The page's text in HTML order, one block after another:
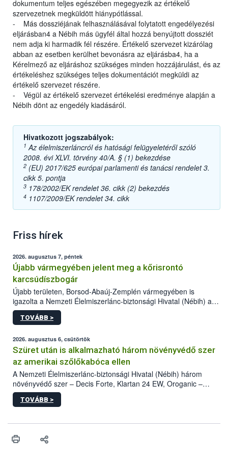
dokumentum teljes egészében megegyezik az értékelő
szervezetnek megküldött hiánypótlással.
- Más dossziéjának felhasználásával folytatott engedélyezési
eljárásban4 a Nébih más ügyfél által hozzá benyújtott dossziét
nem adja ki harmadik fél részére. Értékelő szervezet kizárólag
abban az esetben kerülhet bevonásra az eljárásba4, ha a
Kérelmező az eljáráshoz szükséges minden hozzájárulást, és az
értékeléshez szükséges teljes dokumentációt megküldi az
értékelő szervezet részére.
- Végül az értékelő szervezet értékelési eredménye alapján a
Nébih dönt az engedély kiadásáról.
Hivatkozott jogszabályok:
1 Az élelmiszerláncról és hatósági felügyeletéről szóló
2008. évi XLVI. törvény 40/A. § (1) bekezdése
2 (EU) 2017/625 európai parlamenti és tanácsi rendelet 3.
cikk 5. pontja
3 178/2002/EK rendelet 36. cikk (2) bekezdés
4 1107/2009/EK rendelet 34. cikk
Friss hírek
2026. augusztus 7, péntek
Újabb vármegyében jelent meg a kőrisrontó
karcsúdíszbogár
Újabb területen, Borsod-Abaúj-Zemplén vármegyében is
igazolta a Nemzeti Élelmiszerlánc-biztonsági Hivatal (Nébih) a
kőrisrontó karcsúdíszbogár (Agrilus planipennis) jelenlétét. A
kártevőt nem csak színcsapdában találták meg, de már fertőzött
az intenzív felderítést, emellett az intézkedéseket a szlovák
hatósággal is összehangolják a terjedés megállítása érdekében.
TOVÁBB >
2026. augusztus 6, csütörtök
Szüret után is alkalmazható három növényvédő szer
az amerikai szőlőkabóca ellen
A Nemzeti Élelmiszerlánc-biztonsági Hivatal (Nébih) három
növényvédő szer – Decis Forte, Klartan 24 EW, Oroganic –
engedélyokiratát módosította, így azok a szüretet követően,
egészen a vesszőérettség (BBCH 91) stádiumáig
érésű szőlőkben is legyen lehetőség a károsító elleni további
felhasználók számára is elérhető és ökológiai termesztésben is
TOVÁBB >